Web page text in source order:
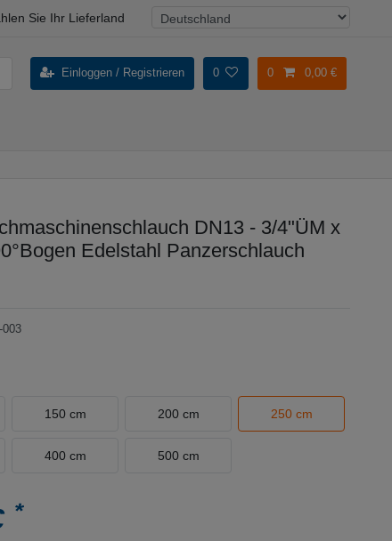
Sie Ihr Lieferland
Einloggen / Registrieren 0 0 0,00 €
DN13 - 3/4"ÜM x
Edelstahl Panzerschlauch
003
150 cm 200 cm 250 cm
400 cm 500 cm
*